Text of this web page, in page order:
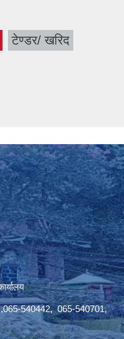
टेण्डर/ खरिद
540442, 065-540701,